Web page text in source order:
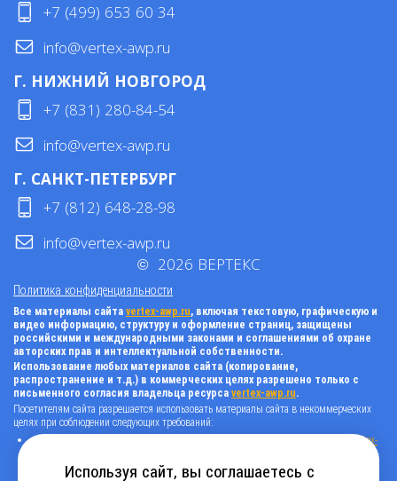
+7 (499) 653 60 34
info@vertex-awp.ru
Г. НИЖНИЙ НОВГОРОД
+7 (831) 280-84-54
info@vertex-awp.ru
Г. САНКТ-ПЕТЕРБУРГ
+7 (812) 648-28-98
info@vertex-awp.ru
Политика конфиденциальности
© 2026 ВЕРТЕКС
Все материалы сайта vertex-awp.ru, включая текстовую, графическую и
видео информацию, структуру и оформление страниц, защищены
российскими и международными законами и соглашениями об охране
авторских прав и интеллектуальной собственности.
Использование любых материалов сайта (копирование,
распространение и т.д.) в коммерческих целях разрешено только с
письменного согласия владельца ресурса vertex-awp.ru.
Посетителям сайта разрешается использовать материалы сайта в некоммерческих
целях при соблюдении следующих требований:
поставить прямую активную гиперссылку на оригинал в виде: «источник
vertex-
системами, т.е. запрещено применять «noindex», «nofollow» и любые другие
Используя сайт, вы соглашаетесь с